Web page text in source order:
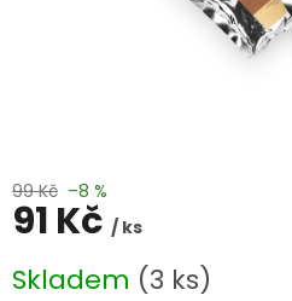
99 Kč –8 %
91 Kč / ks
cena:
Skladem (3 ks)